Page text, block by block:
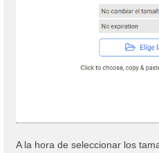
A la hora de seleccionar los